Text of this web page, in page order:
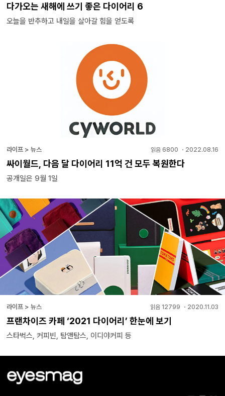
다가오는 새해에 쓰기 좋은 다이어리 6
오늘을 반추하고 내일을 살아갈 힘을 얻도록
라이프 > 뉴스 읽음 6800 ・ 2022.08.16
싸이월드, 다음 달 다이어리 11억 건 모두 복원한다
공개일은 9월 1일
라이프 > 뉴스 읽음 12799 ・ 2020.11.03
프랜차이즈 카페 ‘2021 다이어리’ 한눈에 보기
스타벅스, 커피빈, 탐앤탐스, 이디야커피 등